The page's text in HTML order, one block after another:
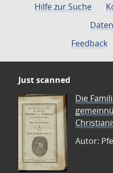
Hilfe zur Suche
Feedback
Just scanned
Die
Autor: